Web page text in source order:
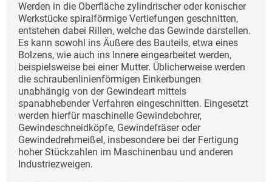
Werden in die Oberfläche zylindrischer oder konischer
Werkstücke spiralförmige Vertiefungen geschnitten,
entstehen dabei Rillen, welche das Gewinde darstellen.
Es kann sowohl ins Äußere des Bauteils, etwa eines
Bolzens, wie auch ins Innere eingearbeitet werden,
beispielsweise bei einer Mutter. Üblicherweise werden
die schraubenlinienförmigen Einkerbungen
unabhängig von der Gewindeart mittels
spanabhebender Verfahren eingeschnitten. Eingesetzt
werden hierfür maschinelle Gewindebohrer,
Gewindeschneidköpfe, Gewindefräser oder
Gewindedrehmeißel, insbesondere bei der Fertigung
hoher Stückzahlen im Maschinenbau und anderen
Industriezweigen.